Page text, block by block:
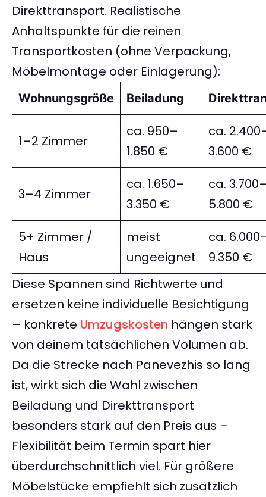
Direkttransport. Realistische
Anhaltspunkte für die reinen
Transportkosten (ohne Verpackung,
Möbelmontage oder Einlagerung):
Wohnungsgröße Beiladung
1–2 Zimmer
ca. 950–
1.850 €
ca.
3.600 €
3–4 Zimmer
ca. 1.650–
3.350 €
ca.
5.800 €
5+ Zimmer /
Haus
meist
ungeeignet
ca.
9.350 €
Diese Spannen sind Richtwerte und
ersetzen keine individuelle Besichtigung
– konkrete Umzugskosten hängen stark
von deinem tatsächlichen Volumen ab.
Da die Strecke nach Panevezhis so lang
ist, wirkt sich die Wahl zwischen
Beiladung und Direkttransport
besonders stark auf den Preis aus –
Flexibilität beim Termin spart hier
überdurchschnittlich viel. Für größere
Möbelstücke empfiehlt sich zusätzlich